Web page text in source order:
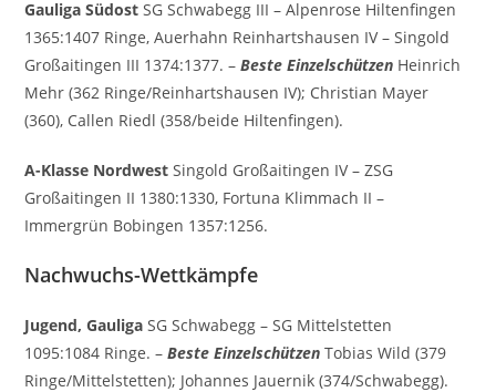
Gauliga Südost SG Schwabegg III – Alpenrose Hiltenfingen
1365:1407 Ringe, Auerhahn Reinhartshausen IV – Singold
Großaitingen III 1374:1377. –Beste Einzelschützen Heinrich
Mehr (362 Ringe/Reinhartshausen IV); Christian Mayer
(360), Callen Riedl (358/beide Hiltenfingen).
A-Klasse Nordwest Singold Großaitingen IV – ZSG
Großaitingen II 1380:1330, Fortuna Klimmach II –
Immergrün Bobingen 1357:1256.
Nachwuchs-Wettkämpfe
Jugend, Gauliga SG Schwabegg – SG Mittelstetten
1095:1084 Ringe. –Beste Einzelschützen Tobias Wild (379
Ringe/Mittelstetten); Johannes Jauernik (374/Schwabegg).